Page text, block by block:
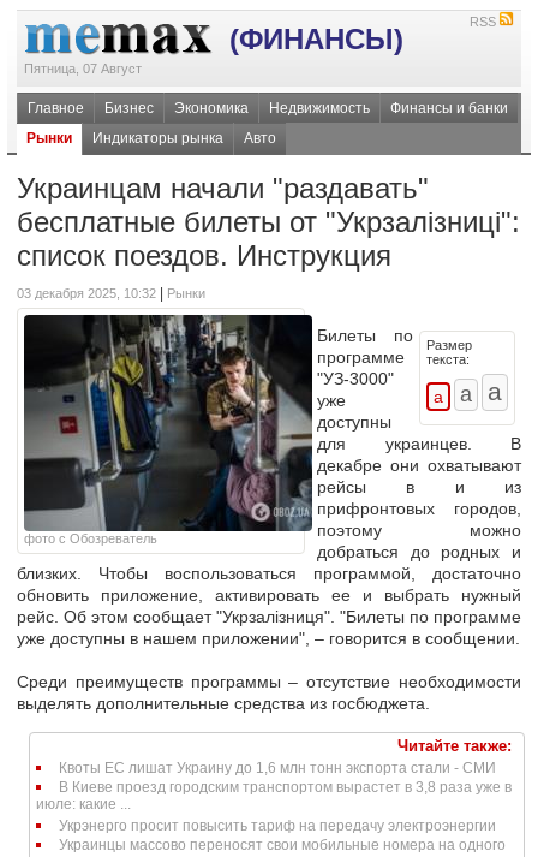
(ФИНАНСЫ)
Пятница, 07 Август
RSS
Главное Бизнес Экономика Недвижимость
Финансы и банки
Рынки
Индикаторы рынка Авто
Украинцам начали "раздавать"
бесплатные билеты от "Укрзалізниці":
список поездов. Инструкция
03 декабря 2025, 10:32 Рынки
фото с Обозреватель
Размер
текста:
Билеты по
программе
"УЗ-3000"
уже
доступны
для украинцев. В
декабре они охватывают
рейсы в и из
прифронтовых городов,
поэтому можно
добраться до родных и
близких. Чтобы воспользоваться программой, достаточно
обновить приложение, активировать ее и выбрать нужный
рейс. Об этом сообщает "Укрзалізниця". "Билеты по программе
уже доступны в нашем приложении", – говорится в сообщении.
Среди преимуществ программы – отсутствие необходимости
выделять дополнительные средства из госбюджета.
Читайте также:
Квоты ЕС лишат Украину до 1,6 млн тонн экспорта стали - СМИ
В Киеве проезд городским транспортом вырастет в 3,8 раза уже в
июле: какие ...
Укрэнерго просит повысить тариф на передачу электроэнергии
Украинцы массово переносят свои мобильные номера на одного